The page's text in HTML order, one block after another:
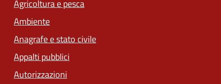
Agricoltura e pesca
Ambiente
Anagrafe e stato civile
Appalti pubblici
Autorizzazioni